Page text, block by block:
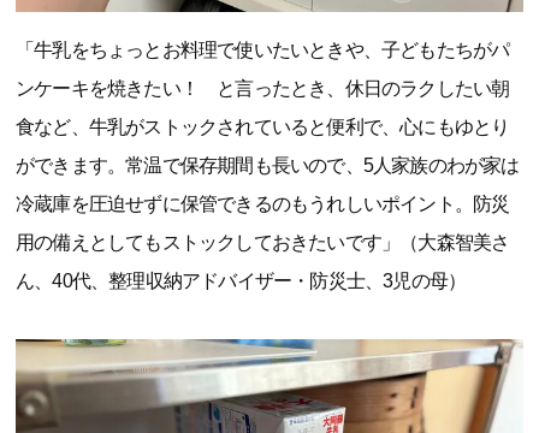
「牛乳をちょっとお料理で使いたいときや、子どもたちがパ
ンケーキを焼きたい！ と言ったとき、休日のラクしたい朝
食など、牛乳がストックされていると便利で、心にもゆとり
ができます。常温で保存期間も長いので、5人家族のわが家は
冷蔵庫を圧迫せずに保管できるのもうれしいポイント。防災
用の備えとしてもストックしておきたいです」（大森智美さ
ん、40代、整理収納アドバイザー・防災士、3児の母）